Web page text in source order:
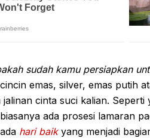
sudah kamu persiapkan
emas, silver, emas putih
jalinan cinta suci kalian.
ada prosesi lamaran
hari baikyang menjadi